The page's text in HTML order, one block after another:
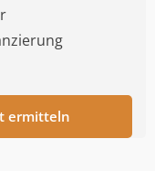
ermitteln